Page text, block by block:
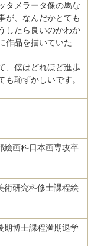
タメラータ像の馬な
が、なんだかとても
したら良いのかわか
作品を描いていた
、僕はどれほど進歩
も恥ずかしいです。
絵画科日本画専攻卒
術研究科修士課程絵
期博士課程満期退学